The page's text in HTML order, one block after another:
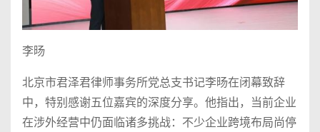
李旸
北京市君泽君律师事务所党总支书记李旸在闭幕致辞
中，特别感谢五位嘉宾的深度分享。他指出，当前企业
在涉外经营中仍面临诸多挑战：不少企业跨境布局尚停